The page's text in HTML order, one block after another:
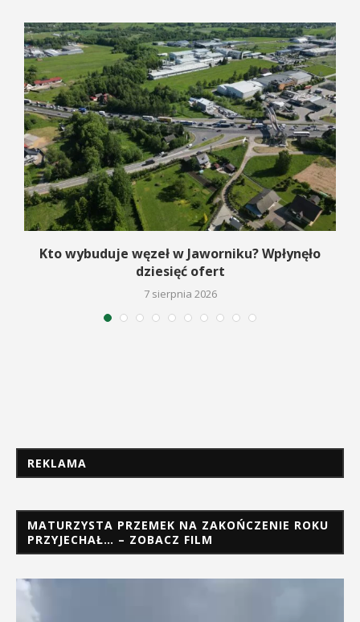
Kto wybuduje węzeł w Jaworniku? Wpłynęło
dziesięć ofert
7 sierpnia 2026
REKLAMA
MATURZYSTA PRZEMEK NA ZAKOŃCZENIE ROKU
PRZYJECHAŁ… – ZOBACZ FILM
Odtwarzacz